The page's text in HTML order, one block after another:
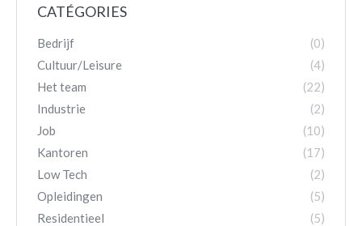
CATÉGORIES
Bedrijf
(0)
Cultuur/Leisure
(4)
Het team
(22)
Industrie
(2)
Job
(10)
Kantoren
(17)
Low Tech
(2)
Opleidingen
(5)
Residentieel
(5)